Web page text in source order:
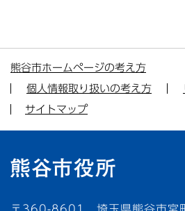
熊谷市ホームページの考え方
個人情報取り扱いの考え方
サイトマップ
〒360-8601 埼玉県熊谷市宮